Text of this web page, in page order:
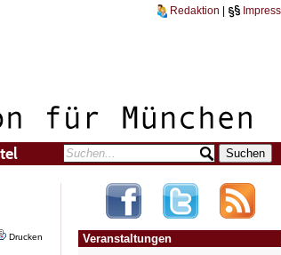
Redaktion
Drucken
Veranstaltungen